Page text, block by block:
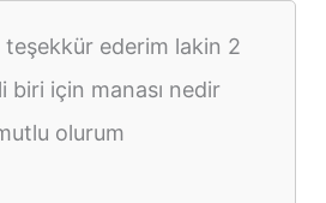
ederim lakin 2
biri için manası nedir
olurum